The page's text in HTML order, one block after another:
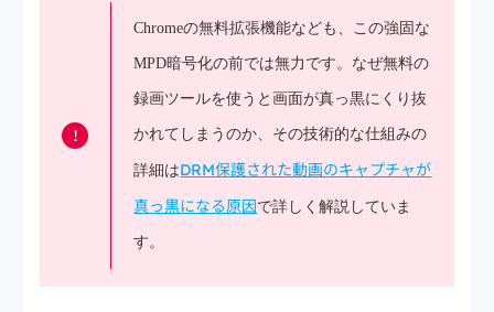
!
Chromeの無料拡張機能なども、この強固な
MPD暗号化の前では無力です。なぜ無料の
録画ツールを使うと画面が真っ黒にくり抜
かれてしまうのか、その技術的な仕組みの
詳細はDRM保護された動画のキャプチャが
真っ黒になる原因で詳しく解説していま
す。